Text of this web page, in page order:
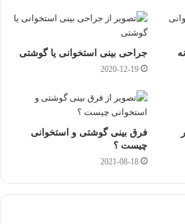
جراحی بینی استخوانی یا گوشتی
2020-12-19
فرق بینی گوشتی و استخوانی
چیست ؟
2021-08-18